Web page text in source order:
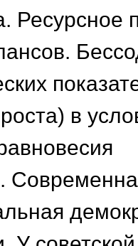
Ресурсное
в